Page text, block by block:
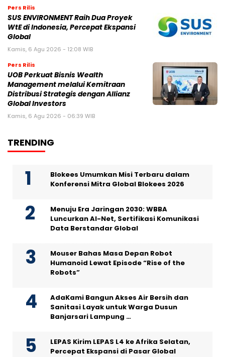
Pers Rilis
SUS ENVIRONMENT Raih Dua Proyek
WtE di Indonesia, Percepat Ekspansi
Global
Kamis, 6 Agu 2026 - 12:08 WIB
Pers Rilis
UOB Perkuat Bisnis Wealth
Management melalui Kemitraan
Distribusi Strategis dengan Allianz
Global Investors
Kamis, 6 Agu 2026 - 06:39 WIB
TRENDING
Blokees Umumkan Misi Terbaru dalam
Konferensi Mitra Global Blokees 2026
Menuju Era Jaringan 2030: WBBA
Luncurkan AI-Net, Sertifikasi Komunikasi
Data Berstandar Global
Mouser Bahas Masa Depan Robot
Humanoid Lewat Episode “Rise of the
Robots”
AdaKami Bangun Akses Air Bersih dan
Sanitasi Layak untuk Warga Dusun
Banjarsari Lampung …
LEPAS Kirim LEPAS L4 ke Afrika Selatan,
Percepat Ekspansi di Pasar Global